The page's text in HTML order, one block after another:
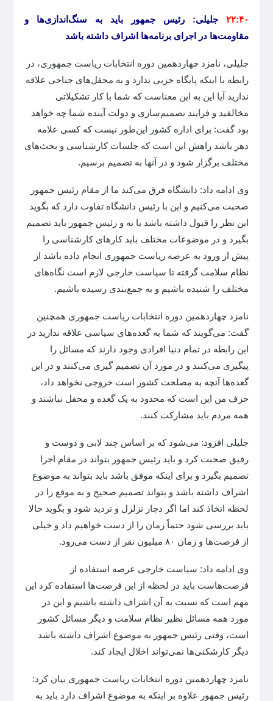
۲۲:۴۰ جلیلی: رئیس جمهور باید به سنگ‌اندازی‌ها و
مقاومت‌ها در اجرای برنامه‌ها اشراف داشته باشد
جلیلی، نامزد چهاردهمین دوره انتخابات ریاست جمهوری، در
رابطه با اینکه پایگاه حزبی ندارد و به محفل‌های جناحی علاقه
ندارید آیا این به این معناست که شما با کار تشکیلاتی
مخالفید و فرایند تصمیم‌سازی و دولت آینده شما چه خواهد
بود گفت: برای اداره کشور این‌طور نیست که کسی علامه
دهر باشد راهش این است که جلسات کارشناسی و بحث‌های
مختلف برگزار شود و در آنها به تصمیم برسیم.
وی ادامه داد: دانشگاه فرق می‌کند ما از مقام رئیس جمهور
صحبت می‌کنیم و این با رئیس دانشگاه تفاوت دارد که بگوید
این نظر را قبول داشته باشد یا نه و رئیس جمهور باید تصمیم
بگیرد و در موضوعات مختلف باید کارهای کارشناسی را
پیش از ورود به عرصه ریاست جمهوری انجام داده باشد از
نظام سلامت گرفته تا سیاست خارجی لازم است نگاه‌های
مختلف را شنیده باشیم و به جمع‌بندی رسیده باشیم.
نامزد چهاردهمین دوره انتخابات ریاست جمهوری همچنین
گفت: می‌گویند که شما به گعده‌های سیاسی علاقه ندارید در
این رابطه در تمام دنیا افرادی وجود دارند که مسائل را
پیگیری می‌کنند و در مورد آن تصمیم گیری می‌کنند و در این
گعده‌ها آنچه به مصلحت کشور است خروجی نخواهد داد،
حرف من این است که محدود به یک گعده و محفل نباشند و
همه مردم باید مشارکت کنند.
جلیلی افزود: می‌شود که بر اساس چند لابی و دوست و
رفیق صحبت کرد و باید رئیس جمهور بتواند در مقام اجرا
تصمیم بگیرد و برای اینکه موفق باشد باید بتواند به موضوع
اشراف داشته باشد و بتواند تصمیم صحیح و به موقع را در
لحظه اتخاذ کند اما اگر دچار تزلزل و تردید شود و بگوید حالا
باید بررسی شود حتماً زمان را از دست خواهیم داد و خیلی
از فرصت‌ها و زمان ۸۰ میلیون نفر از دست می‌رود.
وی ادامه داد: سیاست خارجی عرصه استفاده از
فرصت‌هاست باید در لحظه از این فرصت‌ها استفاده کرد این
مهم است که نسبت به آن اشراف داشته باشیم و این در
مورد همه مسائل نظیر نظام سلامت و دیگر مسائل کشور
است، وقتی رئیس جمهور به موضوع اشراف داشته باشد
دیگر کارشکنی‌ها نمی‌تواند اخلال ایجاد کند.
نامزد چهاردهمین دوره انتخابات ریاست جمهوری بیان کرد:
رئیس جمهور علاوه بر اینکه به موضوع اشراف دارد باید به